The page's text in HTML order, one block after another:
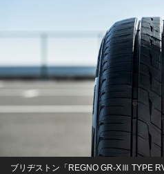
ブリヂストン「REGNO GR-XⅢ TYPE